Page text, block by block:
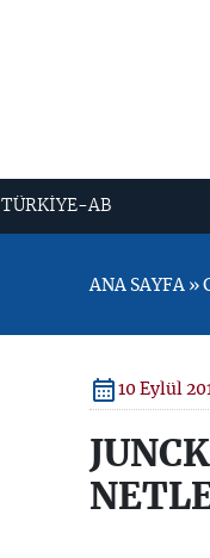
TÜRKİYE-AB
ANA SAYFA »
10 Eylül